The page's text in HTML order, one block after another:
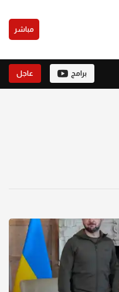
مباشر
برامج عاجل